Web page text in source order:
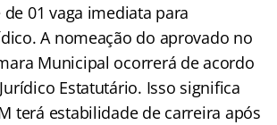
01 vaga imediata para
A nomeação do aprovado no
Municipal ocorrerá de acordo
Estatutário. Isso significa
terá estabilidade de carreira após